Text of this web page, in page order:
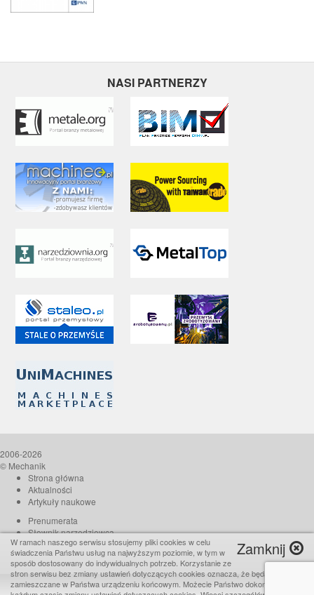
NASI PARTNERZY
2006-2026
© Mechanik
Strona główna
Aktualności
Artykuły naukowe
Prenumerata
Słownik narzędziowca
O czasopiśmie
Reklama
Kontakt
Zamknij
W ramach naszego serwisu stosujemy pliki cookies w celu
świadczenia Państwu usług na najwyższym poziomie, w tym w
sposób dostosowany do indywidualnych potrzeb. Korzystanie ze
stron serwisu bez zmiany ustawień dotyczących cookies oznacza, że będą one
zamieszczane w Państwa urządzeniu końcowym. Możecie Państwo dokonać w